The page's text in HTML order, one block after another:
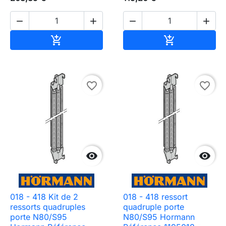
 

 


favorite_border
018 - 418 Kit de 2
ressorts quadruples
porte N80/S95

favorite_border
018 - 418 ressort
quadruple porte
N80/S95 Hormann